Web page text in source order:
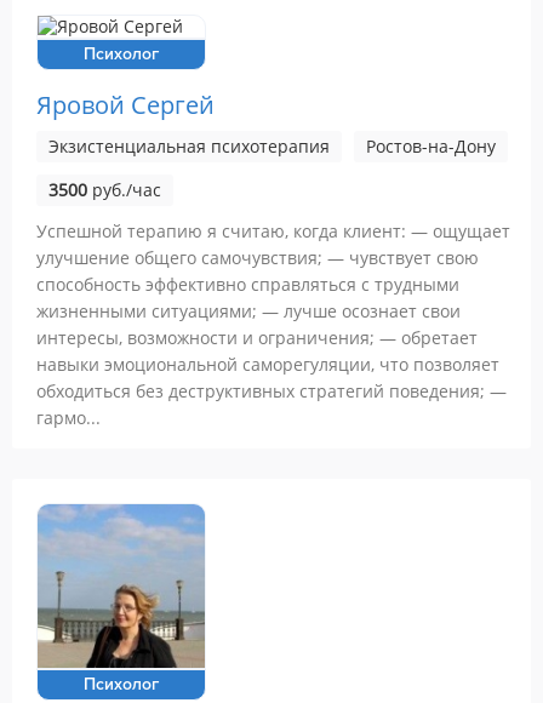
Психолог
Яровой Сергей
Экзистенциальная психотерапия
Ростов-на-Дону
3500 руб./час
Успешной терапию я считаю, когда клиент: — ощущает
улучшение общего самочувствия; — чувствует свою
способность эффективно справляться с трудными
жизненными ситуациями; — лучше осознает свои
интересы, возможности и ограничения; — обретает
навыки эмоциональной саморегуляции, что позволяет
обходиться без деструктивных стратегий поведения; —
гармо...
Психолог